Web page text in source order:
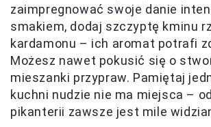
zaimpregnować swoje danie
smakiem, dodaj szczyptę kminu
kardamonu – ich aromat potrafi
Możesz nawet pokusić się o
mieszanki przypraw. Pamiętaj
kuchni nudzie nie ma miejsca –
pikanterii zawsze jest mile